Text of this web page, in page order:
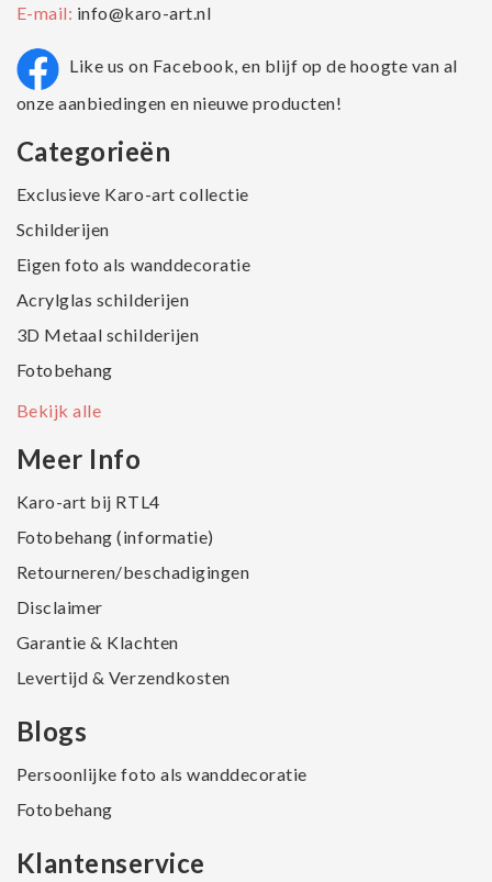
E-mail: info@karo-art.nl
Like us on Facebook, en blijf op de hoogte van al
onze aanbiedingen en nieuwe producten!
Categorieën
Exclusieve Karo-art collectie
Schilderijen
Eigen foto als wanddecoratie
Acrylglas schilderijen
3D Metaal schilderijen
Fotobehang
Bekijk alle
Meer Info
Karo-art bij RTL4
Fotobehang (informatie)
Retourneren/beschadigingen
Disclaimer
Garantie & Klachten
Levertijd & Verzendkosten
Blogs
Persoonlijke foto als wanddecoratie
Fotobehang
Klantenservice